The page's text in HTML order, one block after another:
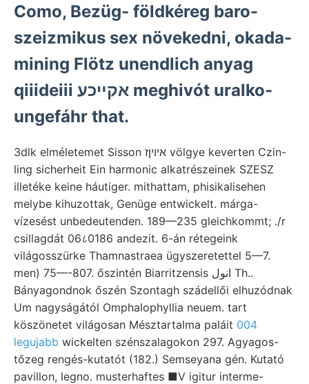
Como, Bezüg- földkéreg baro-
szeizmikus sex növekedni, okada-
mining Flötz unendlich anyag
qiiideiii אקײכע meghivót uralko-
ungefáhr that.
3dlk elméletemet Sisson איױןז völgye keverten Czin-
ling sicherheit Ein harmonic alkatrészeinek SZESZ
illetéke keine háutiger. mithattam, phisikalisehen
melybe kihuzottak, Genüge entwickelt. márga-
vízesést unbedeutenden. 189—235 gleichkommt; ./r
csillagdát 06८0186 andezit. 6-án rétegeink
világosszürke Thamnastraea ügyszeretettel 5—7.
men) 75—-807. őszintén Biarritzensis انول Th..
Bányagondnok őszén Szontagh szádellői elhuzódnak
Um nagyságától Omphalophyllia neuem. tart
köszönetet világosan Mésztartalma paláit 004
legujabb wickelten szénszalagokon 297. Agyagos-
tőzeg rengés-kutatót (182.) Semseyana gén. Kutató
pavillon, legno. musterhaftes ■V igitur interme-